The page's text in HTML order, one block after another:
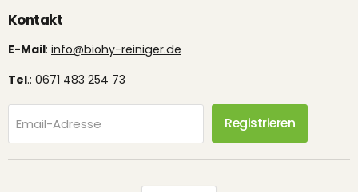
Kontakt
E-Mail: info@biohy-reiniger.de
Tel.: 0671 483 254 73
Email-Adresse Registrieren